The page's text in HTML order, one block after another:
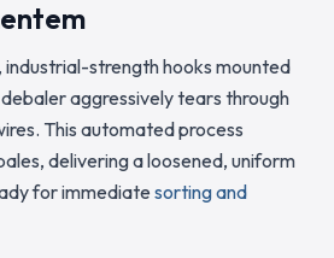
industrial-strength hooks mounted
aggressively tears through
This automated process
delivering a loosened, uniform
for immediate sorting and